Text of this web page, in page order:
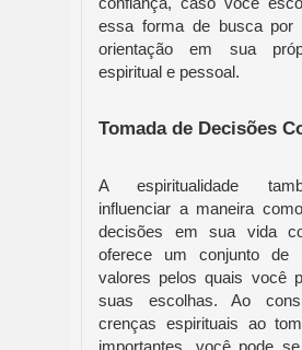
essa forma de busca por
orientação em sua
espiritual e pessoal.
Tomada de Decisões
A espiritualidade
influenciar a maneira
decisões em sua vida
oferece um conjunto de
valores pelos quais você
suas escolhas. Ao
crenças espirituais ao